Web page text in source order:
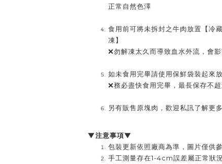
正常自然色澤
食用前可將未拆封之牛肉放置【冷
凍】
❌勿解凍太久而導致血水外流，會
如未食用完畢請使用保鮮袋裝起來
❌務必盡快食用完畢，最長保存不
另有販售原塊肉，歡迎私訊了解更多
▼注意事項▼
包裝更新依照廠商為準，圖片僅供
手工測量存在1-4cm誤差屬正常狀況